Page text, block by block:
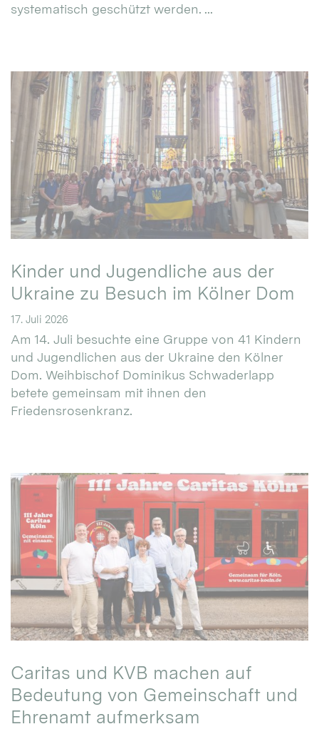
systematisch geschützt werden. ...
Kinder und Jugendliche aus der
Ukraine zu Besuch im Kölner Dom
17. Juli 2026
Am 14. Juli besuchte eine Gruppe von 41 Kindern
und Jugendlichen aus der Ukraine den Kölner
Dom. Weihbischof Dominikus Schwaderlapp
betete gemeinsam mit ihnen den
Friedensrosenkranz.
Caritas und KVB machen auf
Bedeutung von Gemeinschaft und
Ehrenamt aufmerksam